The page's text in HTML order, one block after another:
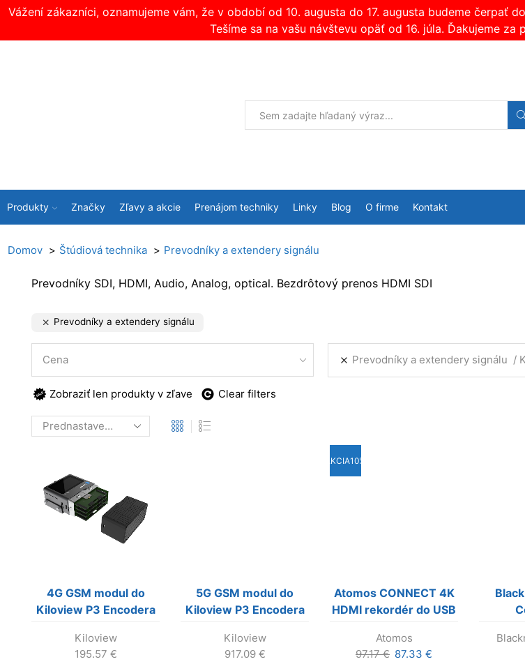
Vážení zákazníci, oznamujeme vám, že v období od 10. augusta do 17. augusta budeme čerpať
Tešíme sa na vašu návštevu opäť od 16. júla. Ďakujeme
Produkty Značky Zľavy a akcie Prenájom techniky Linky Blog O firme Kontakt
Domov Štúdiová technika Prevodníky a extendery signálu
Prevodníky SDI, HDMI, Audio, Analog, optical. Bezdrôtový prenos HDMI SDI
Prevodníky a extendery signálu
Cena Prevodníky a extendery signálu
Zobraziť len produkty v zľave Clear filters
4G GSM modul do
Kiloview P3 Encodera
jedneho P3)
Kiloview
195.57 €
5G GSM modul do
Kiloview P3 Encodera
jedneho P3)
Kiloview
917.09 €
AKCIA10%
Atomos CONNECT 4K
HDMI rekordér do USB
Atomos
97.17€ Pôvodná
87.33 €
3G